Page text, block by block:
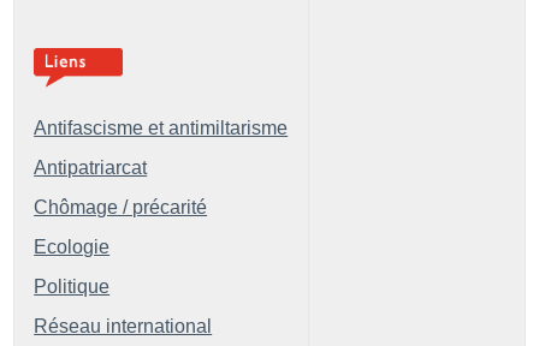
Antifascisme et antimiltarisme
Antipatriarcat
Chômage / précarité
Ecologie
Politique
Réseau international